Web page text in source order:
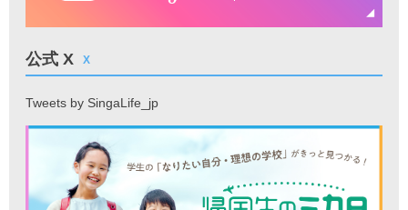
公式 X X
Tweets by SingaLife_jp